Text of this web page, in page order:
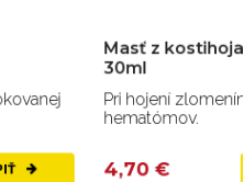
Masť z kostihoja a
30ml
Pri hojení zlomenín,
hematómov.
4,70 €